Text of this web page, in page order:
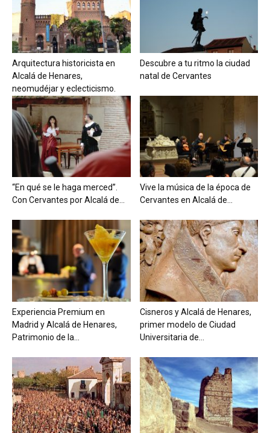
Arquitectura historicista en
Alcalá de Henares,
neomudéjar y eclecticismo.
Descubre a tu ritmo la ciudad
natal de Cervantes
“En qué se le haga merced”.
Con Cervantes por Alcalá de...
Vive la música de la época de
Cervantes en Alcalá de...
Experiencia Premium en
Madrid y Alcalá de Henares,
Patrimonio de la...
Cisneros y Alcalá de Henares,
primer modelo de Ciudad
Universitaria de...